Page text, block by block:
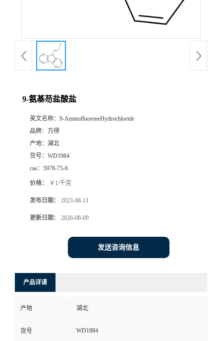
9-氨基芴盐酸盐
英文名称： 9-AminofluoreneHydrochloride
品牌： 万得
产地： 湖北
货号： WD1984
cas： 5978-75-6
价格： ￥1/千克
发布日期： 2023-08-11
更新日期： 2026-08-09
发送咨询信息
产品详请
产地 湖北
货号 WD1984